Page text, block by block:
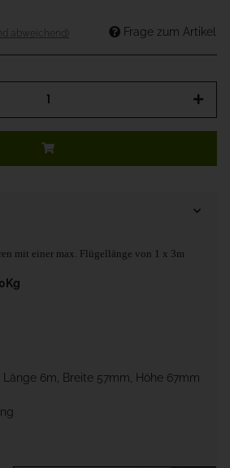
abweichend) Frage zum Artikel
mit einer max. Flügellänge von 1 x 3m
6m, Breite 57mm, Höhe 67mm